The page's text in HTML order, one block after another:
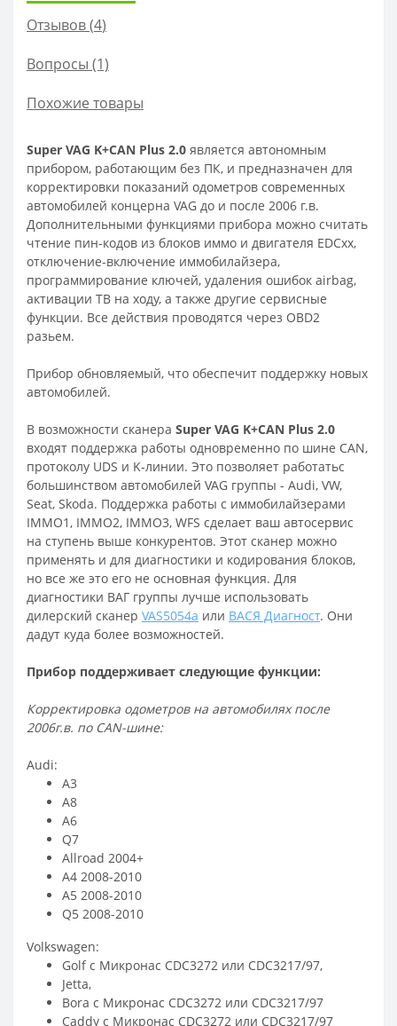
Отзывов (4)
Вопросы (1)
Похожие товары
Super VAG K+CAN Plus 2.0 является автономным
прибором, работающим без ПК, и предназначен для
корректировки показаний одометров современных
автомобилей концерна VAG до и после 2006 г.в.
Дополнительными функциями прибора можно считать
чтение пин-кодов из блоков иммо и двигателя EDCxx,
отключение-включение иммобилайзера,
программирование ключей, удаления ошибок airbag,
активации ТВ на ходу, а также другие сервисные
функции. Все действия проводятся через OBD2
разьем.
Прибор обновляемый, что обеспечит поддержку новых
автомобилей.
В возможности сканера Super VAG K+CAN Plus 2.0
входят поддержка работы одновременно по шине CAN,
протоколу UDS и K-линии. Это позволяет работатьс
большинством автомобилей VAG группы - Audi, VW,
Seat, Skoda. Поддержка работы с иммобилайзерами
IMMO1, IMMO2, IMMO3, WFS сделает ваш автосервис
на ступень выше конкурентов. Этот сканер можно
применять и для диагностики и кодирования блоков,
но все же это его не основная функция. Для
диагностики ВАГ группы лучше использовать
дилерский сканер VAS5054a или ВАСЯ Диагност. Они
дадут куда более возможностей.
Прибор поддерживает следующие функции:
Корректировка одометров на автомобилях после
2006г.в. по CAN-шине:
Audi:
A3
A8
A6
Q7
Allroad 2004+
A4 2008-2010
A5 2008-2010
Q5 2008-2010
Volkswagen:
Golf с Микронас CDC3272 или CDC3217/97,
Jetta,
Bora с Микронас CDC3272 или CDC3217/97
Caddy с Микронас CDC3272 или CDC3217/97